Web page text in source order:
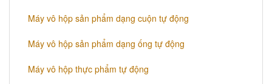
Máy vô hộp sản phẩm dạng cuộn tự động
Máy vô hộp sản phẩm dạng ống tự động
Máy vô hộp thực phẩm tự động